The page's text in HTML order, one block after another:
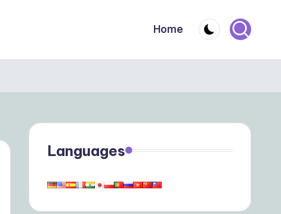
Home
Languages